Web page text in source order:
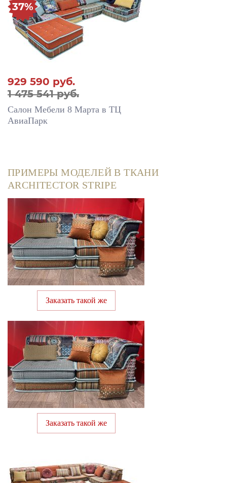
929 590 руб.
1 475 541 руб.
37%
Салон Мебели 8 Марта в ТЦ
АвиаПарк
ПРИМЕРЫ МОДЕЛЕЙ В ТКАНИ
ARCHITECTOR STRIPE
Заказать такой же
Заказать такой же